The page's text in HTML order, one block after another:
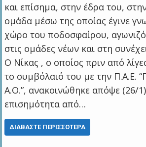
και επίσημα, στην έδρα του,
ομάδα μέσω της οποίας έγινε
χώρο του ποδοσφαίρου,
στις ομάδες νέων και στη
Ο Νίκας , ο οποίος πριν από
το συμβόλαιό του με την Π.Α.Ε.
Α.Ο.”, ανακοινώθηκε απόψε (26/
επισημότητα από…
ΔΙΑΒΆΣΤΕ ΠΕΡΙΣΣΌΤΕΡΑ